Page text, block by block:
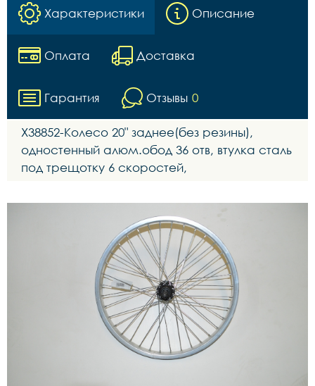
Характеристики Описание
Оплата Доставка
Гарантия Отзывы 0
Х38852-Колесо 20" заднее(без резины),
одностенный алюм.обод 36 отв, втулка сталь
под трещотку 6 скоростей,